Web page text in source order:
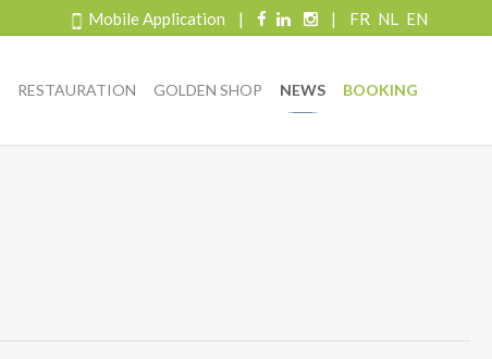
Mobile Application | | FR NL EN
RESTAURATION GOLDEN SHOP NEWS BOOKING